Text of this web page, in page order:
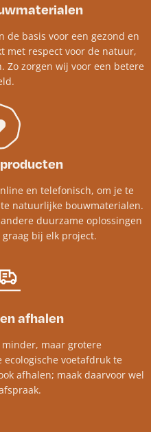
basis voor een gezond en
met respect voor de natuur,
Zo zorgen wij voor een betere
en telefonisch, om je te
natuurlijke bouwmaterialen.
duurzame oplossingen
bij elk project.​
afhalen
maar grotere
voetafdruk te
afhalen; maak daarvoor wel